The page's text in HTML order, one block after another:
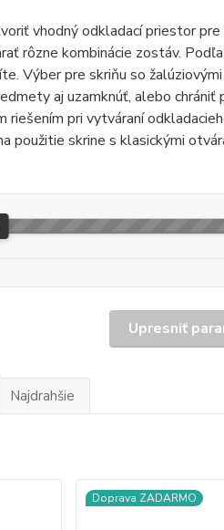
vhodný odkladací priestor
rôzne kombinácie zostáv.
Výber pre skriňu so
aj uzamknúť, alebo
riešením pri vytváraní
použitie skrine s klasickými
Upresniť
Najdrahšie
Doprava ZADARMO